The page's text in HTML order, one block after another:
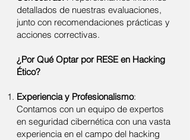
detallados de nuestras evaluaciones,
junto con recomendaciones prácticas y
acciones correctivas.
¿Por Qué Optar por RESE en Hacking
Ético?
Experiencia y Profesionalismo:
Contamos con un equipo de expertos
en seguridad cibernética con una vasta
experiencia en el campo del hacking